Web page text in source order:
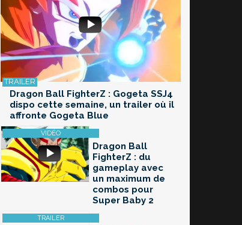
Dragon Ball FighterZ : Gogeta SSJ4
dispo cette semaine, un trailer où il
affronte Gogeta Blue
Dragon Ball
FighterZ : du
gameplay avec
un maximum de
combos pour
Super Baby 2